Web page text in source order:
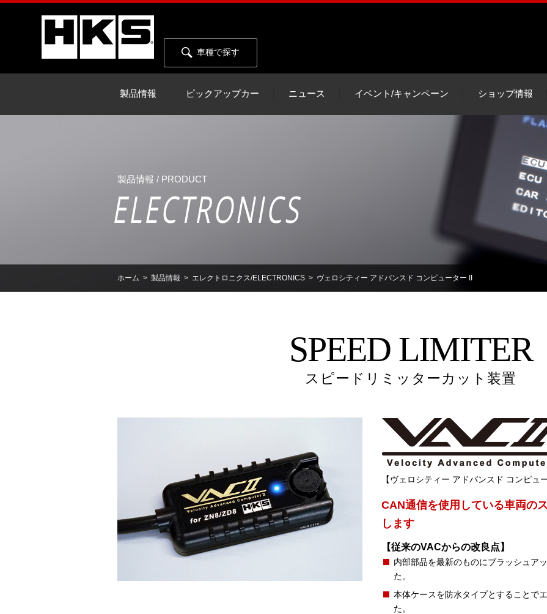
車種で探す
製品情報 ピックアップカー ニュース イベント/キャンペーン ショップ情報
製品情報 / PRODUCT
ELECTRONICS
ホーム > 製品情報 > エレクトロニクス/ELECTRONICS > ヴェロシティー アドバンスド コンピューター II
SPEED LIMITER
スピードリミッターカット装置
【ヴェロシティー アドバンスド コンピュ
CAN通信を使用している車両の
します
【従来のVACからの改良点】
内部部品を最新のものにブラッシュア
た。
本体ケースを防水タイプとすることで
た。